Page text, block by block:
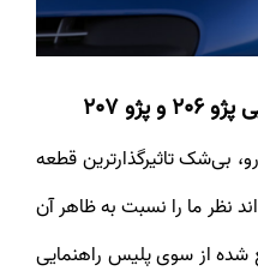
پژو 206 و پژو 207
بی‌شک تاثیرگذارترین قطعه
نظر ما را نسبت به ظاهر آن
شده از سوی پلیس راهنمایی